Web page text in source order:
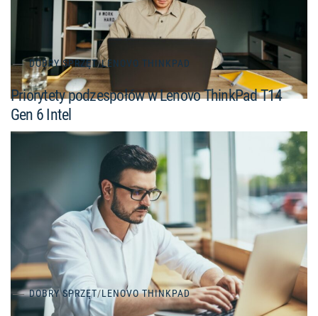
DOBRY SPRZĘT/LENOVO THINKPAD
Priorytety podzespołów w Lenovo ThinkPad T14
Gen 6 Intel
DOBRY SPRZĘT/LENOVO THINKPAD